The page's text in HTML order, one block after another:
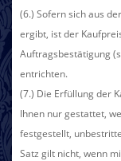
(6.) Sofern sich aus
ergibt, ist der
Auftragsbestätigung
entrichten.
(7.) Die Erfüllung der
Ihnen nur gestattet,
festgestellt,
Satz gilt nicht, wenn